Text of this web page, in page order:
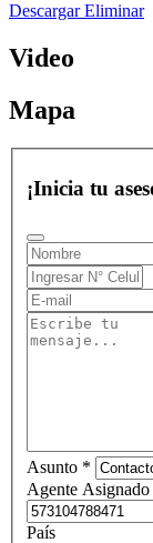
DescargarEliminar
Video
Mapa
¡Inicia tu
Asunto *
Agente Asignado
País